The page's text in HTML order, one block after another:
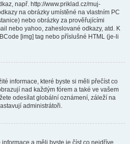
např. http://www.priklad.cz/muj-
na obrázky umístěné na vlastním PC
nebo obrázky za prověřujícími
nebo yahoo, zaheslované odkazy, atd. K
[img] tag nebo příslušné HTML (je-li
informace, které byste si měli přečíst co
nad každým fórem a také ve vašem
odesílat globální oznámení, záleží na
administrátoři.
a měli byste je číst co nejdříve.